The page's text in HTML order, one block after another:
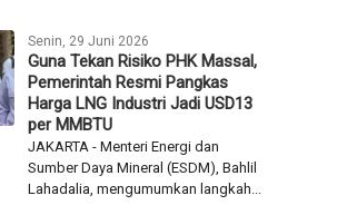
Senin, 29 Juni 2026
Guna Tekan Risiko PHK Massal,
Pemerintah Resmi Pangkas
Harga LNG Industri Jadi USD13
per MMBTU
JAKARTA - Menteri Energi dan
Sumber Daya Mineral (ESDM), Bahlil
Lahadalia, mengumumkan langkah...